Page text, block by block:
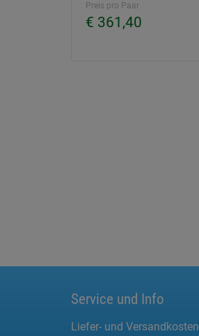
Preis pro Paar
€ 361,40
Service und Info
Liefer- und Versandkosten